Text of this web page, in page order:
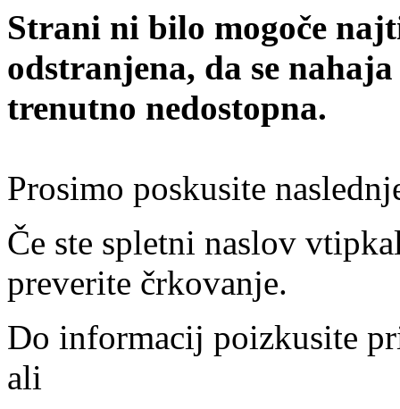
Strani ni bilo mogoče
odstranjena, da se
trenutno nedostopna.
Prosimo poskusite
Če ste spletni naslov
preverite črkovanje.
Do informacij poizkusite
ali